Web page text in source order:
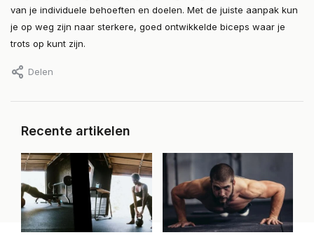
van je individuele behoeften en doelen. Met de juiste aanpak kun
je op weg zijn naar sterkere, goed ontwikkelde biceps waar je
trots op kunt zijn.
Delen
Recente artikelen